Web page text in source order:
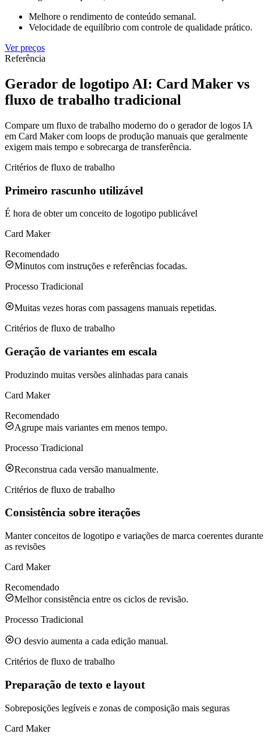
Melhore o rendimento de conteúdo semanal.
Velocidade de equilíbrio com controle de qualidade prático.
Ver preços
Referência
Gerador de logotipo AI: Card Maker vs
fluxo de trabalho tradicional
Compare um fluxo de trabalho moderno do o gerador de logos IA
em Card Maker com loops de produção manuais que geralmente
exigem mais tempo e sobrecarga de transferência.
Critérios de fluxo de trabalho
Primeiro rascunho utilizável
É hora de obter um conceito de logotipo publicável
Card Maker
Recomendado
Minutos com instruções e referências focadas.
Processo Tradicional
Muitas vezes horas com passagens manuais repetidas.
Critérios de fluxo de trabalho
Geração de variantes em escala
Produzindo muitas versões alinhadas para canais
Card Maker
Recomendado
Agrupe mais variantes em menos tempo.
Processo Tradicional
Reconstrua cada versão manualmente.
Critérios de fluxo de trabalho
Consistência sobre iterações
Manter conceitos de logotipo e variações de marca coerentes durante
as revisões
Card Maker
Recomendado
Melhor consistência entre os ciclos de revisão.
Processo Tradicional
O desvio aumenta a cada edição manual.
Critérios de fluxo de trabalho
Preparação de texto e layout
Sobreposições legíveis e zonas de composição mais seguras
Card Maker